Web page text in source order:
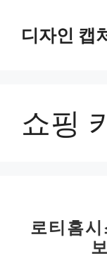
디자인 캡
쇼핑
로티홈